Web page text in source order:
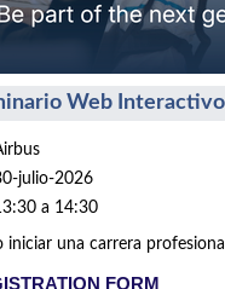
Web Interactivo
julio-2026
a 14:30
iniciar una carrera
FORM